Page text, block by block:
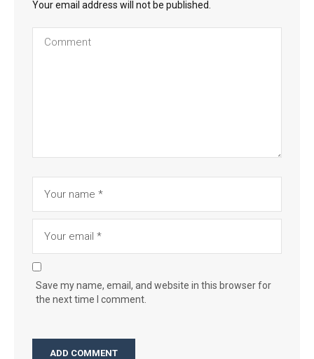
Your email address will not be published.
Save my name, email, and website in this browser for
the next time I comment.